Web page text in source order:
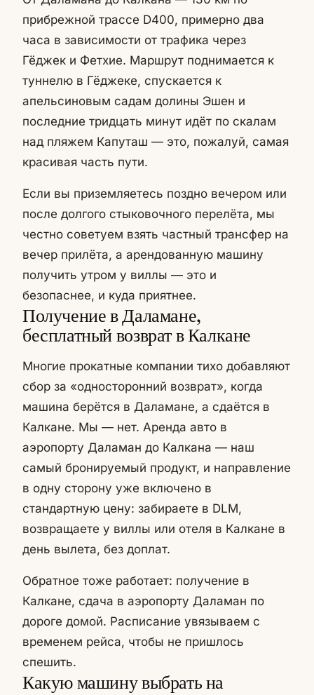
прибрежной трассе D400, примерно два
часа в зависимости от трафика через
Гёджек и Фетхие. Маршрут поднимается к
туннелю в Гёджеке, спускается к
апельсиновым садам долины Эшен и
последние тридцать минут идёт по скалам
над пляжем Капуташ — это, пожалуй, самая
красивая часть пути.
Если вы приземляетесь поздно вечером или
после долгого стыковочного перелёта, мы
честно советуем взять частный трансфер на
вечер прилёта, а арендованную машину
получить утром у виллы — это и
безопаснее, и куда приятнее.
Получение в Даламане,
бесплатный возврат в Калкане
Многие прокатные компании тихо добавляют
сбор за «односторонний возврат», когда
машина берётся в Даламане, а сдаётся в
Калкане. Мы — нет. Аренда авто в
аэропорту Даламан до Калкана — наш
самый бронируемый продукт, и направление
в одну сторону уже включено в
стандартную цену: забираете в DLM,
возвращаете у виллы или отеля в Калкане в
день вылета, без доплат.
Обратное тоже работает: получение в
Калкане, сдача в аэропорту Даламан по
дороге домой. Расписание увязываем с
временем рейса, чтобы не пришлось
спешить.
Какую машину выбрать на